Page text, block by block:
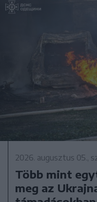
2026. augusztus 05.,
Több mint
meg az